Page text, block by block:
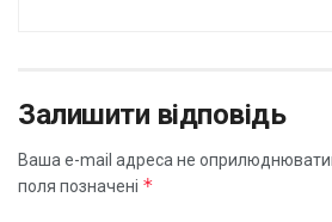
Залишити відповідь
Ваша e-mail адреса не
поля позначені *